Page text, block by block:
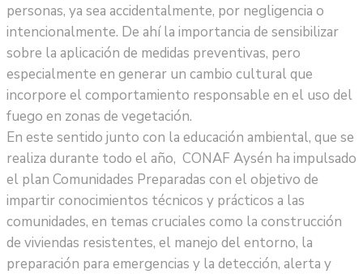
personas, ya sea accidentalmente, por negligencia o
intencionalmente. De ahí la importancia de sensibilizar
sobre la aplicación de medidas preventivas, pero
especialmente en generar un cambio cultural que
incorpore el comportamiento responsable en el uso del
fuego en zonas de vegetación.
En este sentido junto con la educación ambiental, que se
realiza durante todo el año, CONAF Aysén ha impulsado
el plan Comunidades Preparadas con el objetivo de
impartir conocimientos técnicos y prácticos a las
comunidades, en temas cruciales como la construcción
de viviendas resistentes, el manejo del entorno, la
preparación para emergencias y la detección, alerta y